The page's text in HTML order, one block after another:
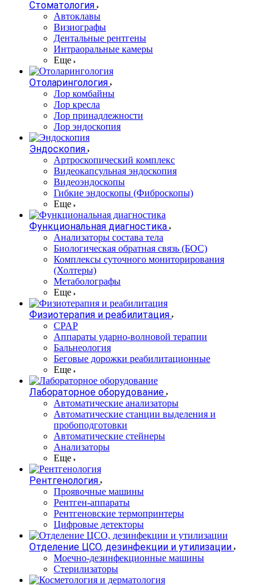
Стоматология
Автоклавы
Визиографы
Дентальные рентгены
Интраоральные камеры
Еще
Отоларингология
Лор комбайны
Лор кресла
Лор принадлежности
Лор эндоскопия
Эндоскопия
Артроскопический комплекс
Видеокапсульная эндоскопия
Видеоэндоскопы
Гибкие эндоскопы (Фиброcкопы)
Еще
Функциональная диагностика
Анализаторы состава тела
Биологическая обратная связь (БОС)
Комплексы суточного мониторирования
(Холтеры)
Метаболографы
Еще
Физиотерапия и реабилитация
CPAP
Аппараты ударно-волновой терапии
Бальнеология
Беговые дорожки реабилитационные
Еще
Лабораторное оборудование
Автоматические анализаторы
Автоматические станции выделения и
пробоподготовки
Автоматические стейнеры
Анализаторы
Еще
Рентгенология
Проявочные машины
Рентген-аппараты
Рентгеновские термопринтеры
Цифровые детекторы
Отделение ЦСО, дезинфекции и утилизации
Моечно-дезинфекционные машины
Стерилизаторы